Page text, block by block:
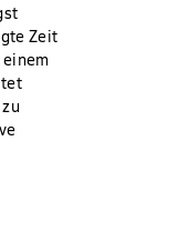
Zeit
einem